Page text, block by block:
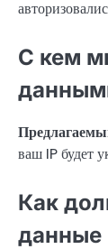
С кем
ваш IP будет
Как
данные